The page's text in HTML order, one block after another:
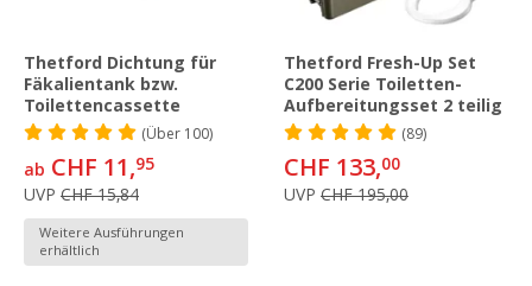
Thetford Dichtung für
Fäkalientank bzw.
Toilettencassette
(Über100)
ab CHF 11,95
UVP CHF 15,84
Weitere Ausführungen
erhältlich
Thetford Fresh-Up Set
C200 Serie Toiletten-
Aufbereitungsset 2 teilig
(89)
CHF 133,00
UVP CHF 195,00